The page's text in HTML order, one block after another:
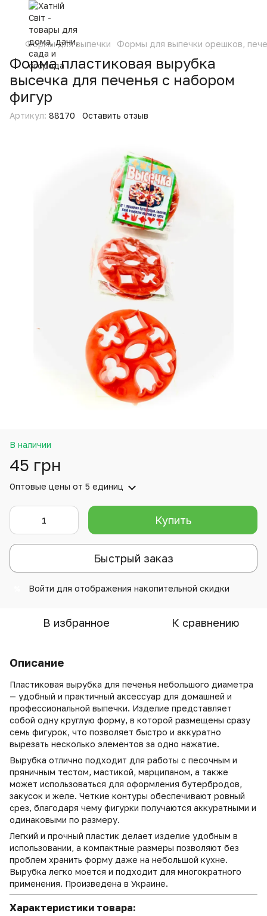
Формы для выпечки Формы для выпечки орешков,
Форма пластиковая вырубка
высечка для печенья с набором
фигур
Артикул: 88170 Оставить отзыв
В наличии
45 грн
Оптовые цены от 5 единиц
Купить
Быстрый заказ
Войти для отображения накопительной скидки
В избранное К сравнению
Описание
Пластиковая вырубка для печенья небольшого диаметра
— удобный и практичный аксессуар для домашней и
профессиональной выпечки. Изделие представляет
собой одну круглую форму, в которой размещены сразу
семь фигурок, что позволяет быстро и аккуратно
вырезать несколько элементов за одно нажатие.
Вырубка отлично подходит для работы с песочным и
пряничным тестом, мастикой, марципаном, а также
может использоваться для оформления бутербродов,
закусок и желе. Четкие контуры обеспечивают ровный
срез, благодаря чему фигурки получаются аккуратными и
одинаковыми по размеру.
Легкий и прочный пластик делает изделие удобным в
использовании, а компактные размеры позволяют без
проблем хранить форму даже на небольшой кухне.
Вырубка легко моется и подходит для многократного
применения. Произведена в Украине.
Характеристики товара: